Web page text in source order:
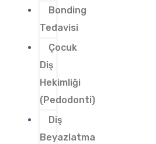
Bonding
Tedavisi
Çocuk
Diş
Hekimliği
(Pedodonti)
Diş
Beyazlatma